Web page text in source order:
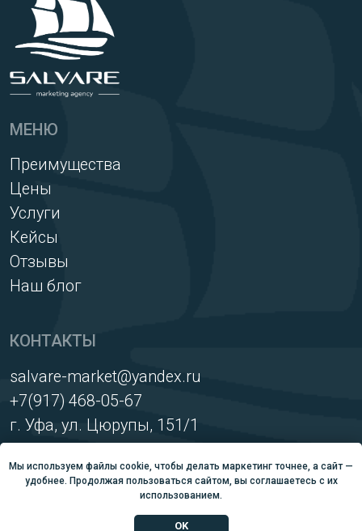
Мы используем файлы cookie, чтобы делать маркетинг точнее, а сайт —
удобнее. Продолжая пользоваться сайтом, вы соглашаетесь с их
использованием.
OK